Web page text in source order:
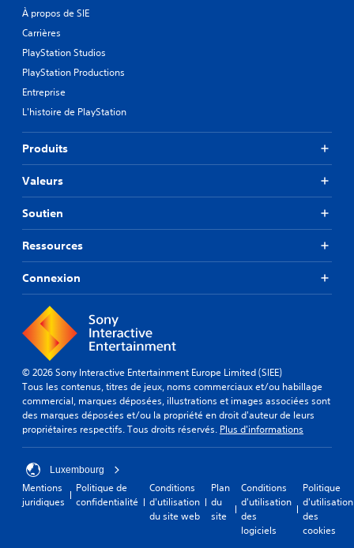
À propos de SIE
Carrières
PlayStation Studios
PlayStation Productions
Entreprise
L'histoire de PlayStation
Produits
Valeurs
Soutien
Ressources
Connexion
© 2026 Sony Interactive Entertainment Europe Limited (SIEE)
Tous les contenus, titres de jeux, noms commerciaux et/ou habillage
commercial, marques déposées, illustrations et images associées sont
des marques déposées et/ou la propriété en droit d'auteur de leurs
propriétaires respectifs. Tous droits réservés. Plus d'informations
Luxembourg
Mentions
juridiques
Politique de
confidentialité
Conditions
d'utilisation
du site web
Plan
du
site
Conditions
d'utilisation
des
logiciels
Politique
d'utilisation
des
cookies